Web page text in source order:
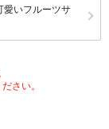
いフルーツサ
さい。